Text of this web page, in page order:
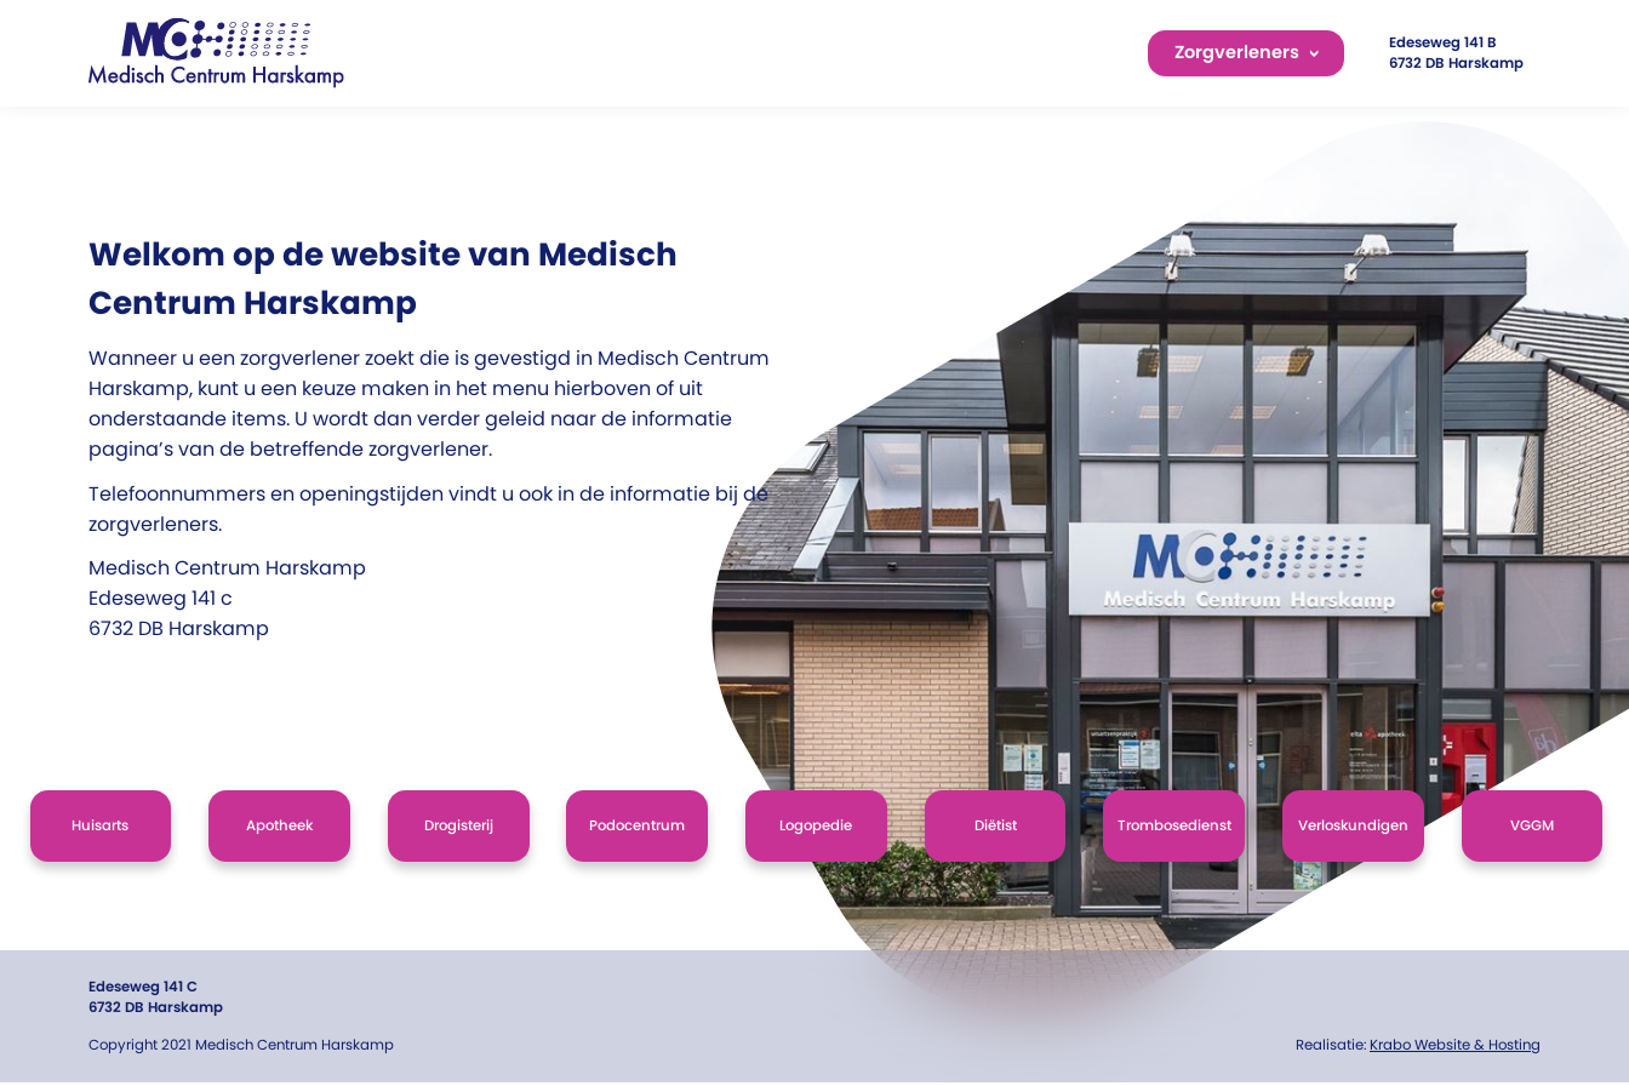
Zorgverleners
Edeseweg 141 B
6732 DB Harskamp
Welkom op de website van Medisch
Centrum Harskamp
Wanneer u een zorgverlener zoekt die is gevestigd in Medisch Centrum
Harskamp, kunt u een keuze maken in het menu hierboven of uit
onderstaande items. U wordt dan verder geleid naar de informatie
pagina’s van de betreffende zorgverlener.
Telefoonnummers en openingstijden vindt u ook in de informatie bij de
zorgverleners.
Medisch Centrum Harskamp
Edeseweg 141 c
6732 DB Harskamp
Huisarts Apotheek Drogisterij Podocentrum Logopedie Diëtist Trombosedienst Verloskundigen VGGM
Edeseweg 141 C
6732 DB Harskamp
Copyright 2021 Medisch Centrum Harskamp
Realisatie: Krabo Website & Hosting